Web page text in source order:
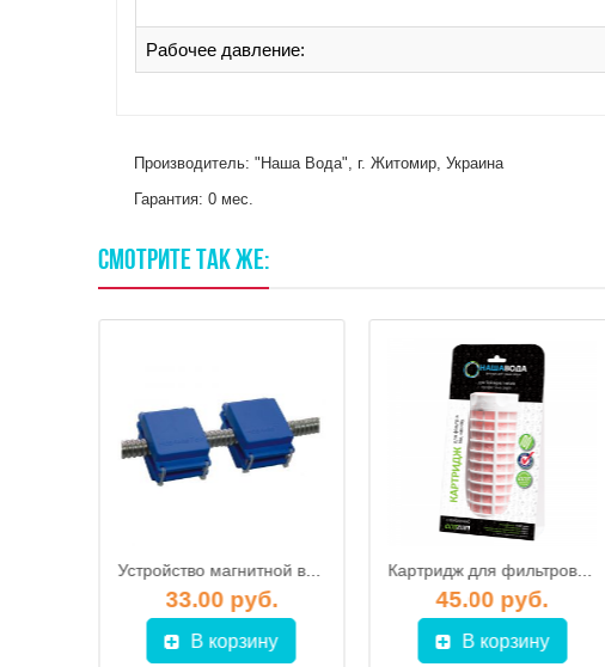
Рабочее давление:
Производитель: "Наша Вода", г. Житомир, Украина
Гарантия: 0 мес.
СМОТРИТЕ ТАКЖЕ:
Устройство магнитной водоподготовки МВ-2
33.00 руб.
В корзину
Картридж для фильтров от накипи ECOSOFT Ecozon 200 для бойлеров и котлов
45.00 руб.
В корзину